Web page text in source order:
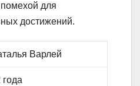
помехой для
достижений.
Варлей
года